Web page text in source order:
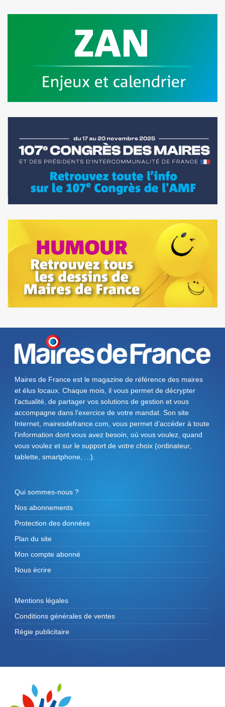
Maires de France est le magazine de référence des maires
et élus locaux. Chaque mois, il vous permet de décrypter
l'actualité, de partager vos solutions de gestion et vous
accompagne dans l'exercice de votre mandat. Son site
Internet, mairesdefrance.com, vous permet d’accéder à toute
l'information dont vous avez besoin, où vous voulez, quand
vous voulez et sur le support de votre choix (ordinateur,
tablette, smartphone, ...).
Qui sommes-nous ?
Nos abonnements
Protection des données
Plan du site
Mon compte abonné
Nous écrire
Mentions légales
Conditions générales de ventes
Régie publicitaire